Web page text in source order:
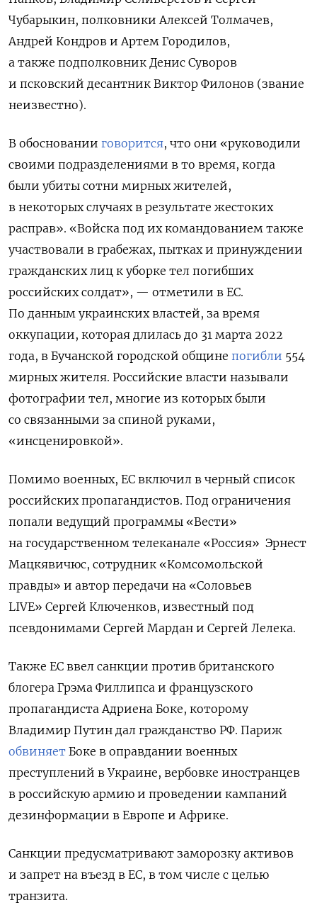
Чубарыкин, полковники Алексей Толмачев,
Андрей Кондров и Артем Городилов,
а также подполковник Денис Суворов
и псковский десантник Виктор Филонов (звание
неизвестно).
В обосновании говорится, что они «руководили
своими подразделениями в то время, когда
были убиты сотни мирных жителей,
в некоторых случаях в результате жестоких
расправ». «Войска под их командованием также
участвовали в грабежах, пытках и принуждении
гражданских лиц к уборке тел погибших
российских солдат», — отметили в ЕС.
По данным украинских властей, за время
оккупации, которая длилась до 31 марта 2022
года, в Бучанской городской общине погибли 554
мирных жителя. Российские власти называли
фотографии тел, многие из которых были
со связанными за спиной руками,
«инсценировкой».
Помимо военных, ЕС включил в черный список
российских пропагандистов. Под ограничения
попали ведущий программы «Вести»
на государственном телеканале «Россия» Эрнест
Мацкявичюс, сотрудник «Комсомольской
правды» и автор передачи на «Соловьев
LIVE» Сергей Ключенков, известный под
псевдонимами Сергей Мардан и Сергей Лелека.
Также ЕС ввел санкции против британского
блогера Грэма Филлипса и французского
пропагандиста Адриена Боке, которому
Владимир Путин дал гражданство РФ. Париж
обвиняет Боке в оправдании военных
преступлений в Украине, вербовке иностранцев
в российскую армию и проведении кампаний
дезинформации в Европе и Африке.
Санкции предусматривают заморозку активов
и запрет на въезд в ЕС, в том числе с целью
транзита.